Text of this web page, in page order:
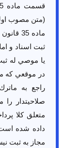
(متن مصوب
ثبت اسناد و
يا موصي ‌له
در‌ موقعي كه
راجع به
صلاحيتدار
متعلق كلا
داده شده است،
مجاز به ‌ثبت